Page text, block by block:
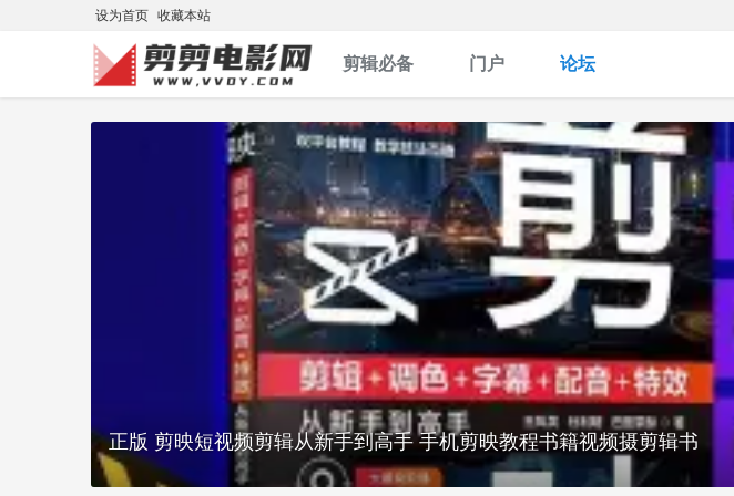
设为首页 收藏本站
剪辑必备 门户 论坛
正版 剪映短视频剪辑从新手到高手 手机剪映教程书籍视频摄剪辑书